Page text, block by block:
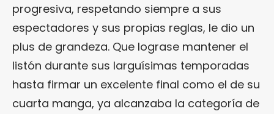
progresiva, respetando siempre a sus
espectadores y sus propias reglas, le dio un
plus de grandeza. Que lograse mantener el
listón durante sus larguísimas temporadas
hasta firmar un excelente final como el de su
cuarta manga, ya alcanzaba la categoría de